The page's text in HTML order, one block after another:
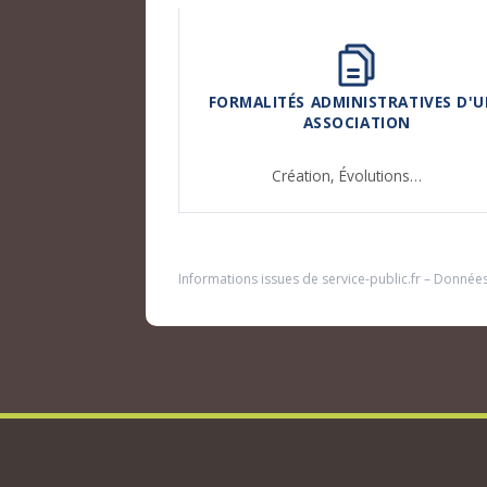
FORMALITÉS ADMINISTRATIVES
ASSOCIATION
Création,Évolutions…
Informations issues de service-public.fr–